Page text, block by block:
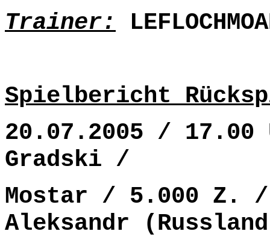
Trainer:
Spielbericht
20.07.2005 / 17.00
Gradski /
Mostar / 5.000 Z. /
Aleksandr